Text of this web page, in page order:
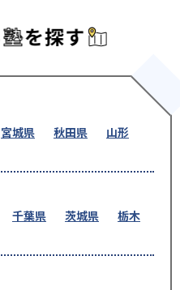
宮城県 秋田県
山形
千葉県 茨城県
栃木